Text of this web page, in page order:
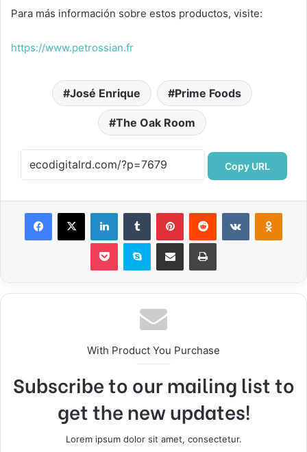
Para más información sobre estos productos, visite:
https://www.petrossian.fr
José Enrique Prime Foods
The Oak Room
Copy URL
Facebook
X LinkedInTumblr PinterestReddit VKontakte
Pocket Skype Compartir por correo electrónicoImprimir
With Product You Purchase
Subscribe to our mailing list to
get the new updates!
Lorem ipsum dolor sit amet, consectetur.